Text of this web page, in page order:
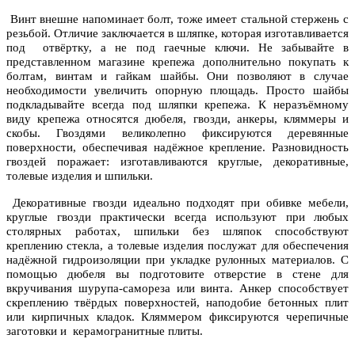
Винт внешне напоминает болт, тоже имеет стальной стержень с
резьбой. Отличие заключается в шляпке, которая изготавливается
под отвёртку, а не под гаечные ключи. Не забывайте в
представленном магазине крепежа дополнительно покупать к
болтам, винтам и гайкам шайбы. Они позволяют в случае
необходимости увеличить опорную площадь. Просто шайбы
подкладывайте всегда под шляпки крепежа. К неразъёмному
виду крепежа относятся дюбеля, гвозди, анкеры, кляммеры и
скобы. Гвоздями великолепно фиксируются деревянные
поверхности, обеспечивая надёжное крепление. Разновидность
гвоздей поражает: изготавливаются круглые, декоративные,
толевые изделия и шпильки.
Декоративные гвозди идеально подходят при обивке мебели,
круглые гвозди практически всегда используют при любых
столярных работах, шпильки без шляпок способствуют
креплению стекла, а толевые изделия послужат для обеспечения
надёжной гидроизоляции при укладке рулонных материалов. С
помощью дюбеля вы подготовите отверстие в стене для
вкручивания шурупа-самореза или винта. Анкер способствует
скреплению твёрдых поверхностей, наподобие бетонных плит
или кирпичных кладок. Кляммером фиксируются черепичные
заготовки и керамогранитные плиты.